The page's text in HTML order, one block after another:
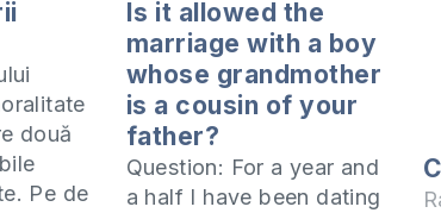
două
Pe de
Is it allowed the
marriage with a boy
whose grandmother
is a cousin of your
father?
Question: For a year and
a half I have been dating